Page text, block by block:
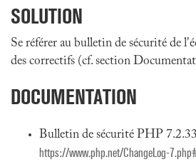
SOLUTION
Se référer au bulletin de sécurité de
des correctifs (cf. section
DOCUMENTATION
Bulletin de sécurité PHP
https://www.php.net/ChangeLog-